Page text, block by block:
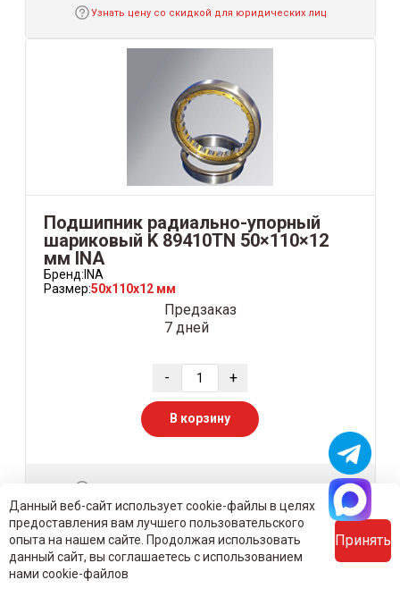
Узнать цену со скидкой для юридических лиц
Подшипник радиально-упорный
шариковый K 89410TN 50×110×12
мм INA
Бренд: INA
Размер:50x110x12 мм
Предзаказ
7 дней
- +
В корзину
Данный веб-сайт использует cookie-файлы в целях
предоставления вам лучшего пользовательского
опыта на нашем сайте. Продолжая использовать
данный сайт, вы соглашаетесь с использованием
нами cookie-файлов
Принять